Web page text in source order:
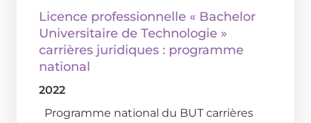
Licence professionnelle « Bachelor
Universitaire de Technologie »
carrières juridiques : programme
national
2022
Programme national du BUT carrières